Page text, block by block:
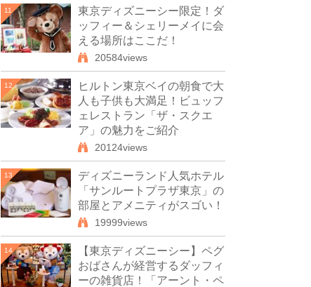
11
東京ディズニーシー限定！ダ
ッフィー＆シェリーメイに会
える場所はここだ！
20584views
12
ヒルトン東京ベイの朝食で大
人も子供も大満足！ビュッフ
ェレストラン「ザ・スクエ
ア」の魅力をご紹介
20124views
13
ディズニーランド人気ホテル
「サンルートプラザ東京」の
部屋とアメニティがスゴい！
19999views
14
【東京ディズニーシー】ペグ
おばさんが経営するダッフィ
ーの雑貨店！「アーント・ペ